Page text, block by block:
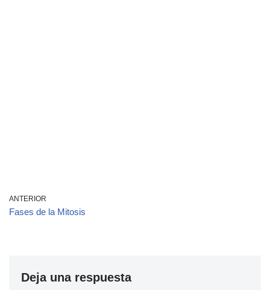
ANTERIOR
Fases de la Mitosis
Deja una respuesta